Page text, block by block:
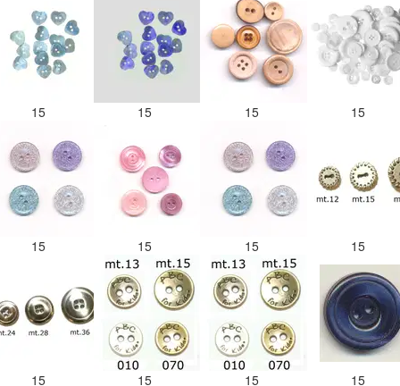
15 15 15 15
15 15 15 15
15 15 15 15